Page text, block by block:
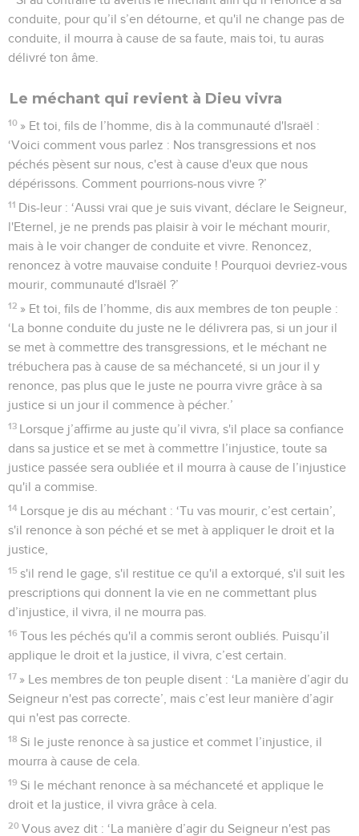
conduite, pour qu’il s’en détourne, et qu'il ne change pas de
conduite, il mourra à cause de sa faute, mais toi, tu auras
délivré ton âme.
Le méchant qui revient à Dieu vivra
10 » Et toi, fils de l’homme, dis à la communauté d'Israël :
‘Voici comment vous parlez : Nos transgressions et nos
péchés pèsent sur nous, c'est à cause d'eux que nous
dépérissons. Comment pourrions-nous vivre ?’
11 Dis-leur : ‘Aussi vrai que je suis vivant, déclare le Seigneur,
l'Eternel, je ne prends pas plaisir à voir le méchant mourir,
mais à le voir changer de conduite et vivre. Renoncez,
renoncez à votre mauvaise conduite ! Pourquoi devriez-vous
mourir, communauté d'Israël ?’
12 » Et toi, fils de l’homme, dis aux membres de ton peuple :
‘La bonne conduite du juste ne le délivrera pas, si un jour il
se met à commettre des transgressions, et le méchant ne
trébuchera pas à cause de sa méchanceté, si un jour il y
renonce, pas plus que le juste ne pourra vivre grâce à sa
justice si un jour il commence à pécher.’
13 Lorsque j’affirme au juste qu’il vivra, s'il place sa confiance
dans sa justice et se met à commettre l’injustice, toute sa
justice passée sera oubliée et il mourra à cause de l’injustice
qu'il a commise.
14 Lorsque je dis au méchant : ‘Tu vas mourir, c’est certain’,
s'il renonce à son péché et se met à appliquer le droit et la
justice,
15 s'il rend le gage, s'il restitue ce qu'il a extorqué, s'il suit les
prescriptions qui donnent la vie en ne commettant plus
d’injustice, il vivra, il ne mourra pas.
16 Tous les péchés qu'il a commis seront oubliés. Puisqu’il
applique le droit et la justice, il vivra, c’est certain.
17 » Les membres de ton peuple disent : ‘La manière d’agir du
Seigneur n'est pas correcte’, mais c’est leur manière d’agir
qui n'est pas correcte.
18 Si le juste renonce à sa justice et commet l’injustice, il
mourra à cause de cela.
19 Si le méchant renonce à sa méchanceté et applique le
droit et la justice, il vivra grâce à cela.
20 Vous avez dit : ‘La manière d’agir du Seigneur n'est pas